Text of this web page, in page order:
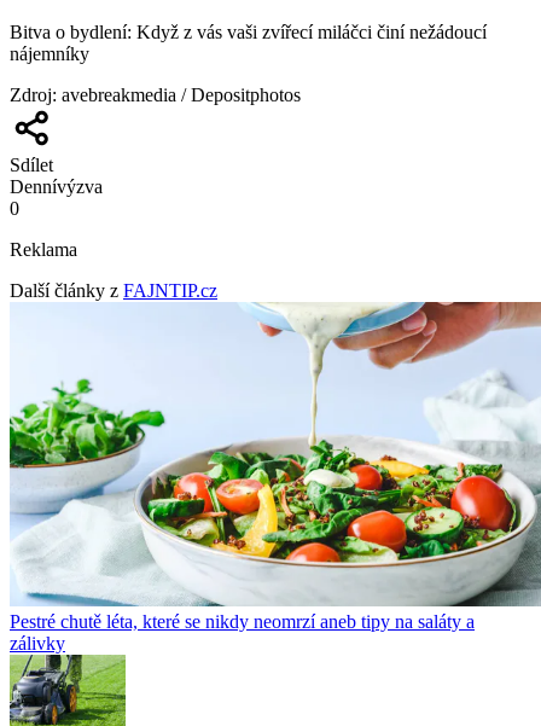
Bitva o bydlení: Když z vás vaši zvířecí miláčci činí nežádoucí
nájemníky
Zdroj: avebreakmedia / Depositphotos
Sdílet
Dennívýzva
0
Reklama
Další články z FAJNTIP.cz
Pestré chutě léta, které se nikdy neomrzí aneb tipy na saláty a
zálivky